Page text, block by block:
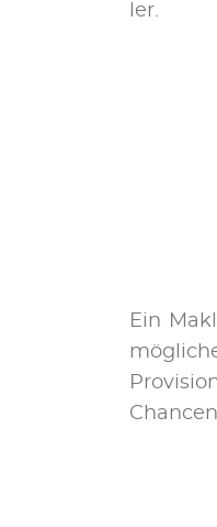
ler.
Ein